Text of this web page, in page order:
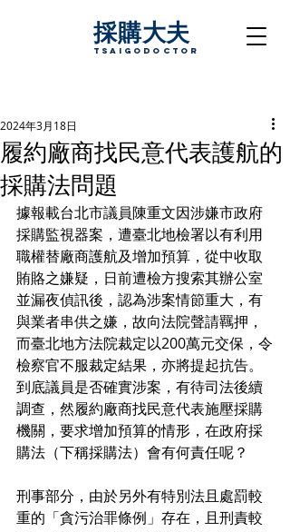
採購大夫
TsaigoDoctor
履約廠商找民意代表護航的
採購法問題
2024年3月18日
據報載台北市議員陳重文因涉嫌市政府
採購監視器案，遭臺北地檢署以有利用
職權替廠商護航及增加預算，從中收取
賄賂之嫌疑，日前遭檢方搜索其辦公室
並漏夜偵訊後，認為涉案情節重大，有
與業者串供之嫌，故向法院聲請羈押，
而臺北地方法院裁定以200萬元交保，令
檢察官不服裁定結果，亦將提起抗告。
到底議員是否確實涉案，有待司法後續
調查，然履約廠商找民意代表施壓採購
機關，要求增加預算的情形，在政府採
購法（下稱採購法）會有何責任呢？
刑事部分，由於另外有特別法且處罰較
重的「貪污治罪條例」存在，且刑責較